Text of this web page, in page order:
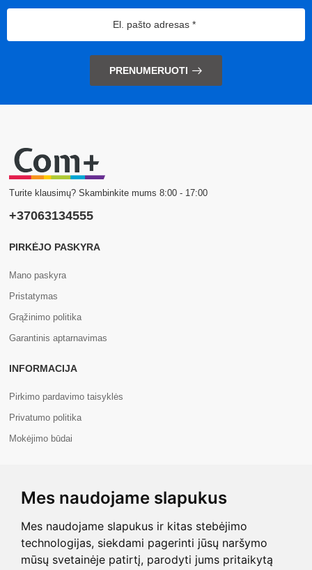
Mes naudojame slapukus
Mes naudojame slapukus ir kitas stebėjimo
technologijas, siekdami pagerinti jūsų naršymo
mūsų svetainėje patirtį, parodyti jums pritaikytą
PRENUMERUOTI
Turite klausimų? Skambinkite mums 8:00 - 17:00
+37063134555
PIRKĖJO PASKYRA
Mano paskyra
Pristatymas
Grąžinimo politika
Garantinis aptarnavimas
INFORMACIJA
Pirkimo pardavimo taisyklės
Privatumo politika
Mokėjimo būdai
Apie mus